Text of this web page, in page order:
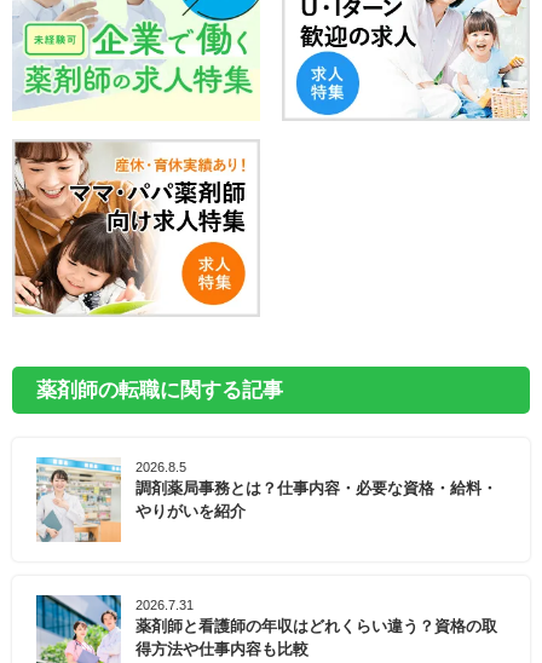
薬剤師の転職に関する記事
2026.8.5
調剤薬局事務とは？仕事内容・必要な資格・給料・
やりがいを紹介
2026.7.31
薬剤師と看護師の年収はどれくらい違う？資格の取
得方法や仕事内容も比較